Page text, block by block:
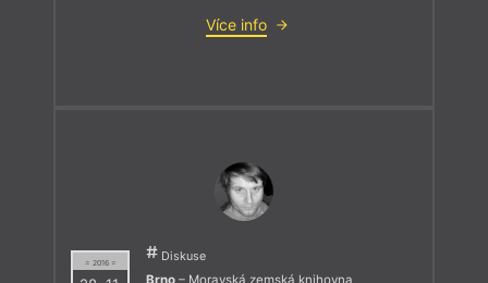
Více info
= 2016 = Diskuse